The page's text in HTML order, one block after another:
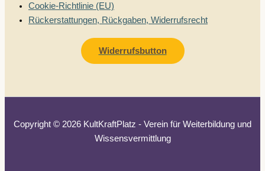
Cookie-Richtlinie (EU)
Rückerstattungen, Rückgaben, Widerrufsrecht
Widerrufsbutton
Copyright © 2026 KultKraftPlatz - Verein für Weiterbildung und
Wissensvermittlung